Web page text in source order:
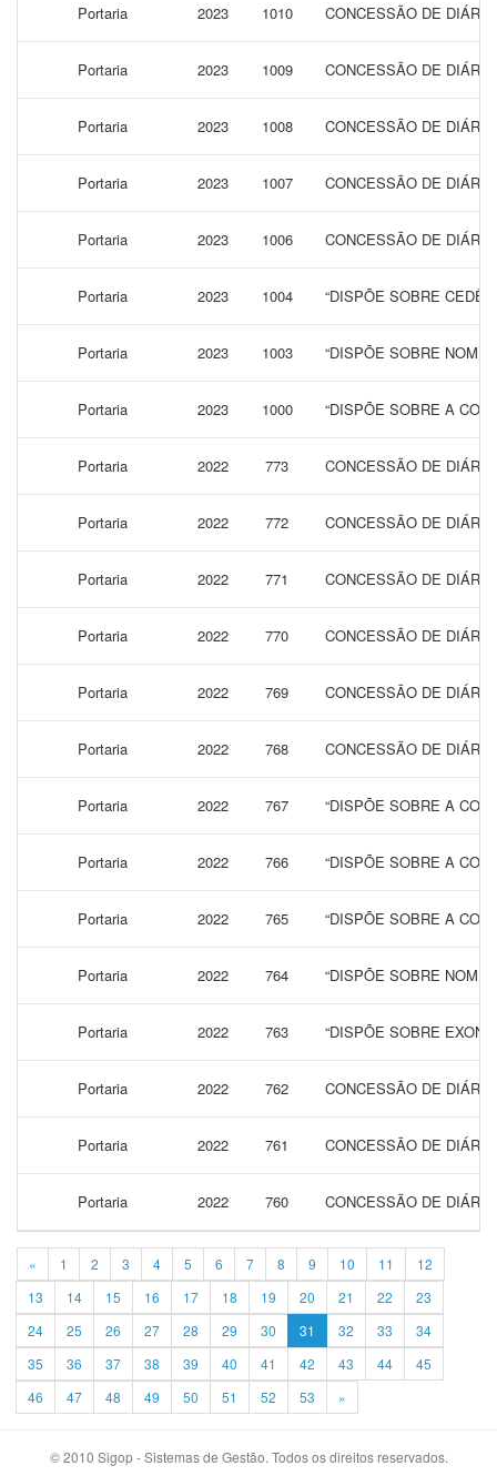
Portaria 2023 1010 CONCESSÃO DE
Portaria 2023 1009 CONCESSÃO DE
Portaria 2023 1008 CONCESSÃO DE
Portaria 2023 1007 CONCESSÃO DE
Portaria 2023 1006 CONCESSÃO DE
Portaria 2023 1004 “DISPÕE SOBRE
Portaria 2023 1003 “DISPÕE SOBRE
Portaria 2023 1000 “DISPÕE SOBRE A
Portaria 2022 773 CONCESSÃO DE
Portaria 2022 772 CONCESSÃO DE
Portaria 2022 771 CONCESSÃO DE
Portaria 2022 770 CONCESSÃO DE
Portaria 2022 769 CONCESSÃO DE
Portaria 2022 768 CONCESSÃO DE
Portaria 2022 767 “DISPÕE SOBRE A
Portaria 2022 766 “DISPÕE SOBRE A
Portaria 2022 765 “DISPÕE SOBRE A
Portaria 2022 764 “DISPÕE SOBRE
Portaria 2022 763 “DISPÕE SOBRE
Portaria 2022 762 CONCESSÃO DE
Portaria 2022 761 CONCESSÃO DE
Portaria 2022 760 CONCESSÃO DE
« 1 2 3 4 5 6 7 8 9 10 11
12
13
14 15 16 17 18 19 20 21 22
23
24
25 26 27 28 29 30 31 32 33
34
35
36 37 38 39 40 41 42 43 44
45
46
47 48 49 50 51 52 53 »
© 2010 Sigop - Sistemas de Gestão. Todos os direitos reservados.